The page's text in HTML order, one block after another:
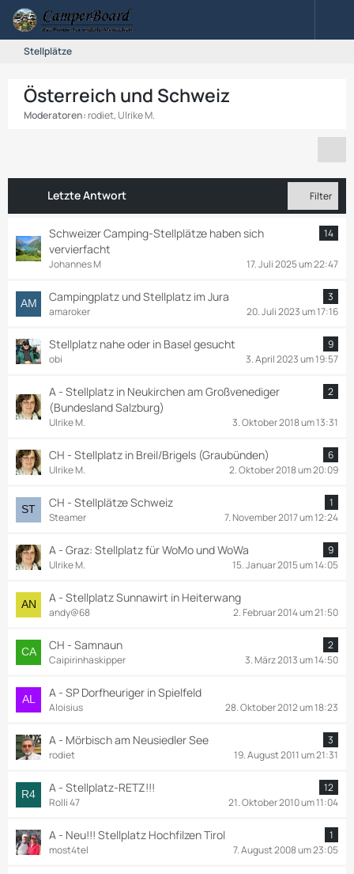
Stellplätze
Österreich und Schweiz
Moderatoren: rodiet, Ulrike M.
Letzte Antwort Filter
Schweizer Camping-Stellplätze haben sich
vervierfacht
14
Johannes M 17. Juli 2025 um 22:47
Campingplatz und Stellplatz im Jura
3
amaroker
20. Juli 2023 um 17:16
Stellplatz nahe oder in Basel gesucht
9
obi
3. April 2023 um 19:57
A - Stellplatz in Neukirchen am Großvenediger
(Bundesland Salzburg)
2
Ulrike M. 3. Oktober 2018 um 13:31
CH - Stellplatz in Breil/Brigels (Graubünden)
6
Ulrike M.
2. Oktober 2018 um 20:09
CH - Stellplätze Schweiz
1
Steamer
7. November 2017 um 12:24
A - Graz: Stellplatz für WoMo und WoWa
9
Ulrike M.
15. Januar 2015 um 14:05
A - Stellplatz Sunnawirt in Heiterwang
andy@68 2. Februar 2014 um 21:50
CH - Samnaun
2
Caipirinhaskipper
3. März 2013 um 14:50
A - SP Dorfheuriger in Spielfeld
Aloisius 28. Oktober 2012 um 18:23
A - Mörbisch am Neusiedler See
3
rodiet
19. August 2011 um 21:31
A - Stellplatz-RETZ!!!
12
Rolli 47
21. Oktober 2010 um 11:04
A - Neu!!! Stellplatz Hochfilzen Tirol
1
most4tel
7. August 2008 um 23:05